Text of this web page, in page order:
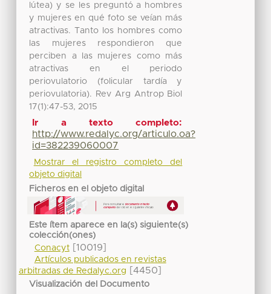
lútea) y se les preguntó a hombres
y mujeres en qué foto se veían más
atractivas. Tanto los hombres como
las mujeres respondieron que
perciben a las mujeres como más
atractivas en el periodo
periovulatorio (folicular tardía y
periovulatoria). Rev Arg Antrop Biol
17(1):47-53, 2015
Ir a texto completo:
http://www.redalyc.org/articulo.oa?
id=382239060007
Mostrar el registro completo del
objeto digital
Ficheros en el objeto digital
Este ítem aparece en la(s) siguiente(s)
colección(ones)
Conacyt[10019]
Artículos publicados en revistas
arbitradas de Redalyc.org
[4450]
Visualización del Documento